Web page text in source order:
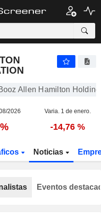
Allen Hamilton
2026 Varia. 1 de enero.
-14,76 %
Noticias
Eventos